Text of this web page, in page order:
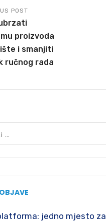
POST
proizvoda
i smanjiti
ručnog rada
jedno mjesto za